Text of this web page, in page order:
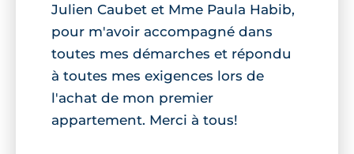
Julien Caubet et Mme Paula Habib,
pour m'avoir accompagné dans
toutes mes démarches et répondu
à toutes mes exigences lors de
l'achat de mon premier
appartement. Merci à tous!